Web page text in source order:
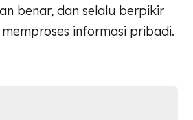
benar, dan selalu berpikir
informasi pribadi.